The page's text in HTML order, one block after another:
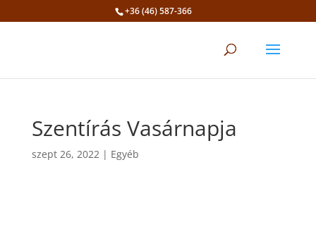
+36 (46) 587-366
Szentírás Vasárnapja
szept 26, 2022| Egyéb